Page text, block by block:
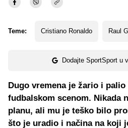
Teme: Cristiano Ronaldo Raul
Dodajte SportSport u
Dugo vremena je žario i palio
fudbalskom scenom. Nikada
planu, ali mu je teško bilo
što je uradio i načina na koji